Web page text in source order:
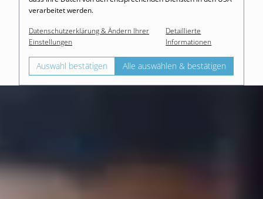
verarbeitet werden.
Datenschutzerklärung & Ändern Ihrer
Einstellungen
Detaillierte
Informationen
Auswahl bestätigen Alle auswählen & bestätigen